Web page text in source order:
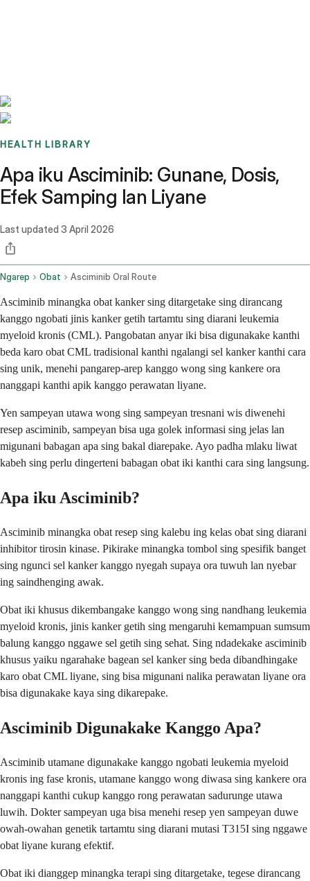
HEALTH LIBRARY
Apa iku Asciminib: Gunane, Dosis,
Efek Samping lan Liyane
Last updated 3 April 2026
Ngarep Obat Asciminib Oral Route
Asciminib minangka obat kanker sing ditargetake sing dirancang
kanggo ngobati jinis kanker getih tartamtu sing diarani leukemia
myeloid kronis (CML). Pangobatan anyar iki bisa digunakake kanthi
beda karo obat CML tradisional kanthi ngalangi sel kanker kanthi cara
sing unik, menehi pangarep-arep kanggo wong sing kankere ora
nanggapi kanthi apik kanggo perawatan liyane.
Yen sampeyan utawa wong sing sampeyan tresnani wis diwenehi
resep asciminib, sampeyan bisa uga golek informasi sing jelas lan
migunani babagan apa sing bakal diarepake. Ayo padha mlaku liwat
kabeh sing perlu dingerteni babagan obat iki kanthi cara sing langsung.
Apa iku Asciminib?
Asciminib minangka obat resep sing kalebu ing kelas obat sing diarani
inhibitor tirosin kinase. Pikirake minangka tombol sing spesifik banget
sing ngunci sel kanker kanggo nyegah supaya ora tuwuh lan nyebar
ing saindhenging awak.
Obat iki khusus dikembangake kanggo wong sing nandhang leukemia
myeloid kronis, jinis kanker getih sing mengaruhi kemampuan sumsum
balung kanggo nggawe sel getih sing sehat. Sing ndadekake asciminib
khusus yaiku ngarahake bagean sel kanker sing beda dibandhingake
karo obat CML liyane, sing bisa migunani nalika perawatan liyane ora
bisa digunakake kaya sing dikarepake.
Asciminib Digunakake Kanggo Apa?
Asciminib utamane digunakake kanggo ngobati leukemia myeloid
kronis ing fase kronis, utamane kanggo wong diwasa sing kankere ora
nanggapi kanthi cukup kanggo rong perawatan sadurunge utawa
luwih. Dokter sampeyan uga bisa menehi resep yen sampeyan duwe
owah-owahan genetik tartamtu sing diarani mutasi T315I sing nggawe
obat liyane kurang efektif.
Obat iki dianggep minangka terapi sing ditargetake, tegese dirancang